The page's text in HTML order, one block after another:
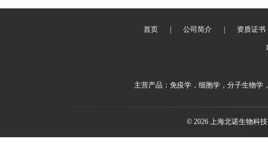
首页 公司简介 资质证书
主营产品：免疫学，细胞学，分子生物学
© 2026 上海北诺生物科